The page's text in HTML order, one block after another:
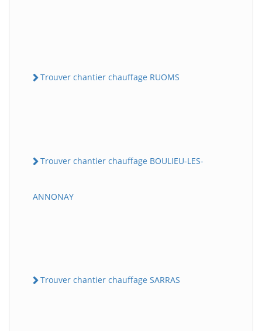
Trouver chantier chauffage RUOMS
Trouver chantier chauffage BOULIEU-LES-
ANNONAY
Trouver chantier chauffage SARRAS